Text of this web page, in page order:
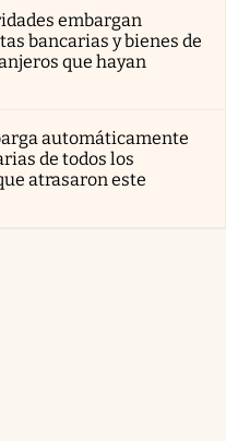
embargan
bancarias y bienes de
que hayan
automáticamente
de todos los
atrasaron este